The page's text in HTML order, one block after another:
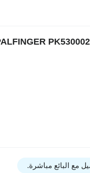
مع البائع مباشرة.